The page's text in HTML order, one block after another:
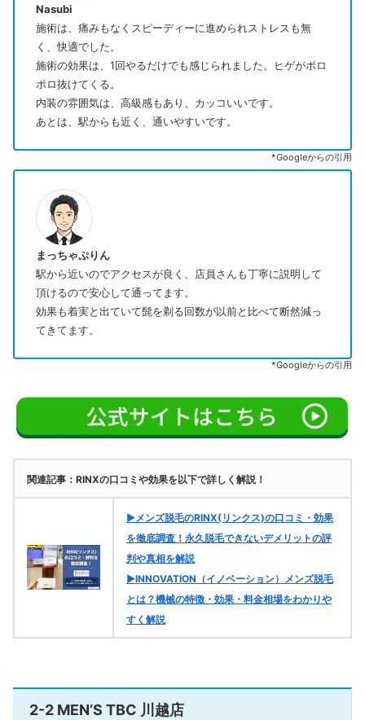
Nasubi
施術は、痛みもなくスピーディーに進められストレスも無
く、快適でした。
施術の効果は、1回やるだけでも感じられました。ヒゲがポロ
ポロ抜けてくる。
内装の雰囲気は、高級感もあり、カッコいいです。
あとは、駅からも近く、通いやすいです。
*Googleからの引用
まっちゃぷりん
駅から近いのでアクセスが良く、店員さんも丁寧に説明して
頂けるので安心して通ってます。
効果も着実と出ていて髭を剃る回数が以前と比べて断然減っ
てきてます。
*Googleからの引用
関連記事：RINXの口コミや効果を以下で詳しく解説！
▶メンズ脱毛のRINX(リンクス)の口コミ・効果
を徹底調査！永久脱毛できないデメリットの評
判や真相を解説
▶INNOVATION（イノベーション）メンズ脱毛
とは？機械の特徴・効果・料金相場をわかりや
すく解説
2-2 MEN’S TBC 川越店